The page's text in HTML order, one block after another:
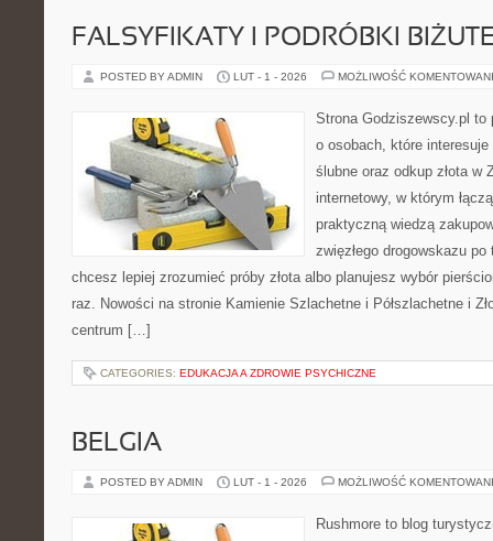
FALSYFIKATY I PODRÓBKI
POSTED BY ADMIN LUT - 1 - 2026 MOŻLIWOŚĆ
Strona Godziszewscy.pl to
o osobach, które
ślubne oraz odkup złota w
internetowy, w którym
praktyczną wiedzą
zwięzłego drogowskazu
chcesz lepiej zrozumieć próby złota albo planujesz wybór
raz. Nowości na stronie Kamienie Szlachetne i Półszlachetne i
centrum […]
CATEGORIES: EDUKACJA A ZDROWIE PSYCHICZNE
BELGIA
POSTED BY ADMIN LUT - 1 - 2026 MOŻLIWOŚĆ
Rushmore to blog